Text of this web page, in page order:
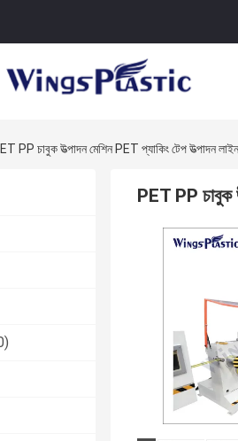
PP চাবুক উত্পাদন মেশিন PET প্যাকিং টেপ উত্পাদন লাইন
PET PP চাবুক